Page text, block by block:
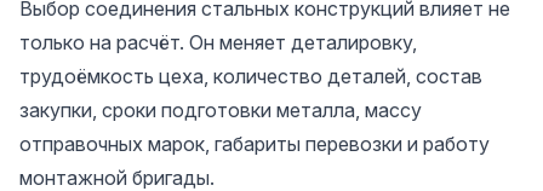
Выбор соединения стальных конструкций влияет не
только на расчёт. Он меняет деталировку,
трудоёмкость цеха, количество деталей, состав
закупки, сроки подготовки металла, массу
отправочных марок, габариты перевозки и работу
монтажной бригады.